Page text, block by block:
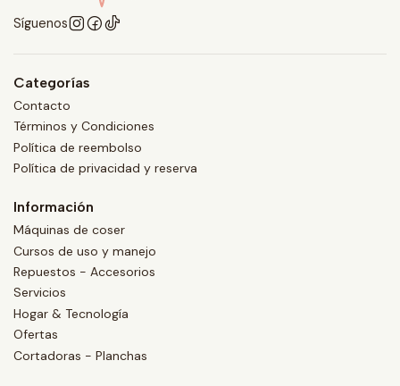
Síguenos
Categorías
Contacto
Términos y Condiciones
Política de reembolso
Política de privacidad y reserva
Información
Máquinas de coser
Cursos de uso y manejo
Repuestos - Accesorios
Servicios
Hogar & Tecnología
Ofertas
Cortadoras - Planchas